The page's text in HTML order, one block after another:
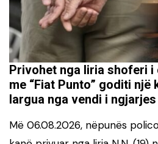
Privohet nga liria shoferi i
me “Fiat Punto” goditi një
largua nga vendi i ngjarjes
Më 06.08.2026, nëpunës